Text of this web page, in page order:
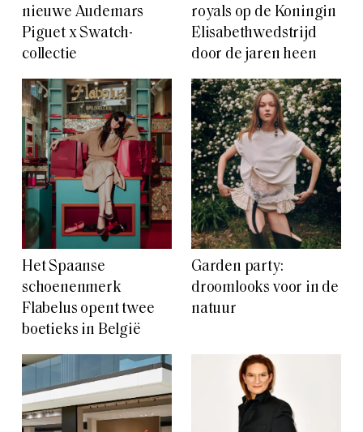
nieuwe Audemars
Piguet x Swatch-
collectie
royals op de Koningin
Elisabethwedstrijd
door de jaren heen
Het Spaanse
schoenenmerk
Flabelus opent twee
boetieks in België
Garden party:
droomlooks voor in de
natuur